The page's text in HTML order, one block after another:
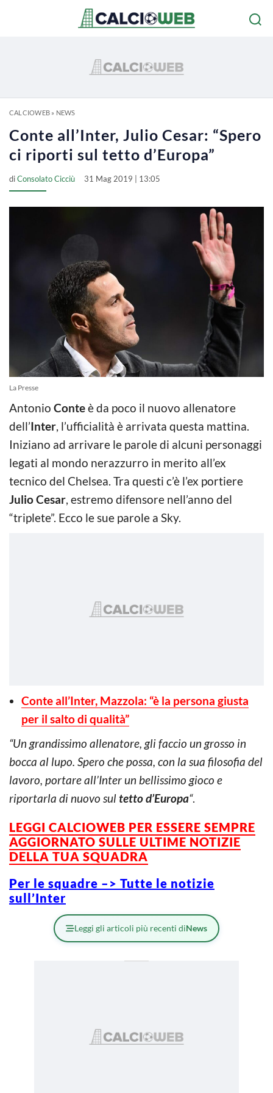
CALCIOWEB» NEWS
Conte all’Inter, Julio Cesar: “Spero
ci riporti sul tetto d’Europa”
diConsolato Cicciù 31 Mag 2019 | 13:05
La Presse
Antonio Conteè da poco il nuovo allenatore
dell’Inter, l’ufficialità è arrivata questa mattina.
Iniziano ad arrivare le parole di alcuni personaggi
legati al mondo nerazzurro in merito all’ex
tecnico del Chelsea. Tra questi c’è l’ex portiere
Julio Cesar, estremo difensore nell’anno del
“triplete”. Ecco le sue parole a Sky.
Conte all’Inter, Mazzola: “è la persona giusta
per il salto di qualità”
“Un grandissimo allenatore, gli faccio un grosso in
bocca al lupo. Spero che possa, con la sua filosofia del
lavoro, portare all’Inter un bellissimo gioco e
riportarla di nuovo sultetto d’Europa“.
LEGGI CALCIOWEB PER ESSERE SEMPRE
AGGIORNATO SULLE ULTIME NOTIZIE
DELLA TUA SQUADRA
Per le squadre –> Tutte le notizie
sull’Inter
Leggi gli articoli più recenti diNews